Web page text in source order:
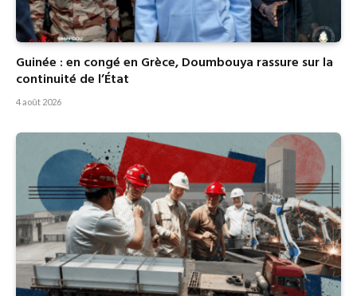
Guinée : en congé en Grèce, Doumbouya rassure sur la
continuité de l’État
4 août 2026